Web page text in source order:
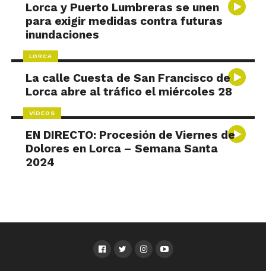
Lorca y Puerto Lumbreras se unen
para exigir medidas contra futuras
inundaciones
LORCA
La calle Cuesta de San Francisco de
Lorca abre al tráfico el miércoles 28
VÍDEOS
EN DIRECTO: Procesión de Viernes de
Dolores en Lorca – Semana Santa
2024